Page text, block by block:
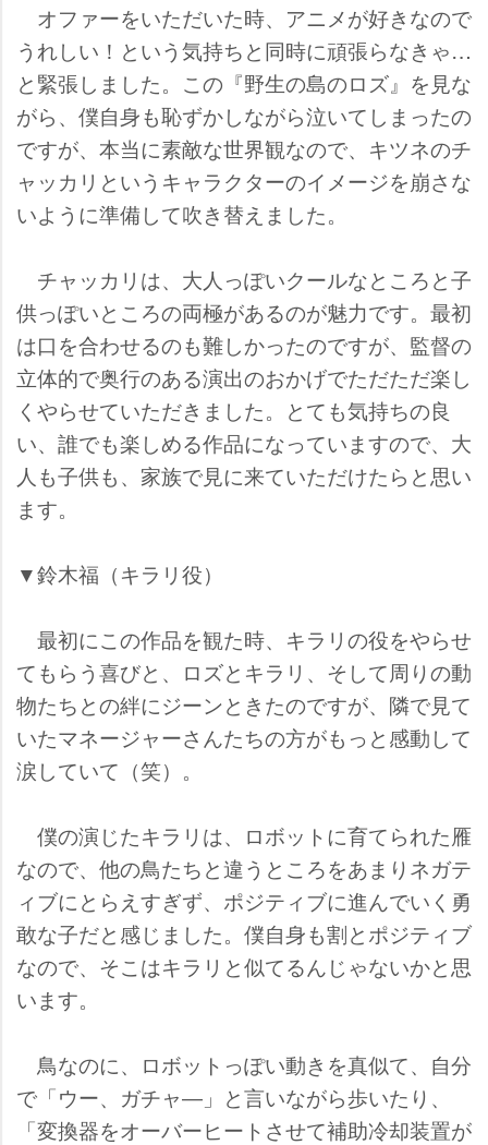
オファーをいただいた時、アニメが好きなので
うれしい！という気持ちと同時に頑張らなきゃ…
と緊張しました。この『野生の島のロズ』を見な
がら、僕自身も恥ずかしながら泣いてしまったの
ですが、本当に素敵な世界観なので、キツネのチ
ャッカリというキャラクターのイメージを崩さな
いように準備して吹き替えました。
チャッカリは、大人っぽいクールなところと子
供っぽいところの両極があるのが魅力です。最初
は口を合わせるのも難しかったのですが、監督の
立体的で奥行のある演出のおかげでただただ楽し
くやらせていただきました。とても気持ちの良
い、誰でも楽しめる作品になっていますので、大
人も子供も、家族で見に来ていただけたらと思い
ます。
▼鈴木福（キラリ役）
最初にこの作品を観た時、キラリの役をやらせ
てもらう喜びと、ロズとキラリ、そして周りの動
物たちとの絆にジーンときたのですが、隣で見て
いたマネージャーさんたちの方がもっと感動して
涙していて（笑）。
僕の演じたキラリは、ロボットに育てられた雁
なので、他の鳥たちと違うところをあまりネガテ
ィブにとらえすぎず、ポジティブに進んでいく勇
敢な子だと感じました。僕自身も割とポジティブ
なので、そこはキラリと似てるんじゃないかと思
います。
鳥なのに、ロボットっぽい動きを真似て、自分
で「ウー、ガチャ―」と言いながら歩いたり、
「変換器をオーバーヒートさせて補助冷却装置が